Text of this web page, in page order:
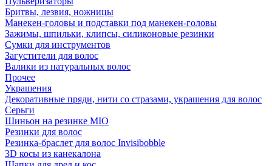
Бритвы, лезвия, ножницы
Манекен-головы и подставки под манекен-головы
Зажимы, шпильки, клипсы, силиконовые резинки
Сумки для инструментов
Загустители для волос
Валики из натуральных волос
Прочее
Украшения
Декоративные пряди, нити со стразами, украшения для волос
Серьги
Шиньон на резинке MIO
Резинки для волос
Резинка-браслет для волос Invisibobble
3D косы из канекалона